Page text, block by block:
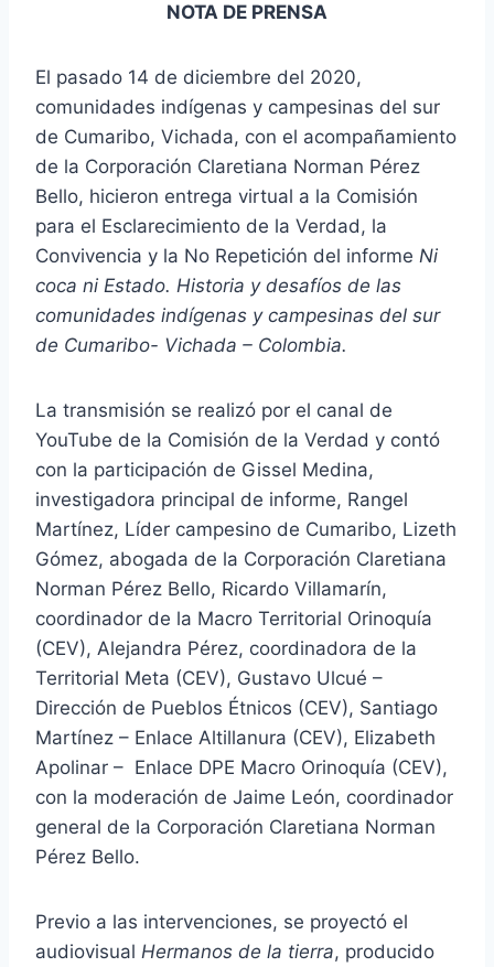
NOTA DE PRENSA
El pasado 14 de diciembre del 2020,
comunidades indígenas y campesinas del sur
de Cumaribo, Vichada, con el acompañamiento
de la Corporación Claretiana Norman Pérez
Bello, hicieron entrega virtual a la Comisión
para el Esclarecimiento de la Verdad, la
Convivencia y la No Repetición del informe Ni
coca ni Estado. Historia y desafíos de las
comunidades indígenas y campesinas del sur
de Cumaribo- Vichada – Colombia.
La transmisión se realizó por el canal de
YouTube de la Comisión de la Verdad y contó
con la participación de Gissel Medina,
investigadora principal de informe, Rangel
Martínez, Líder campesino de Cumaribo, Lizeth
Gómez, abogada de la Corporación Claretiana
Norman Pérez Bello, Ricardo Villamarín,
coordinador de la Macro Territorial Orinoquía
(CEV), Alejandra Pérez, coordinadora de la
Territorial Meta (CEV), Gustavo Ulcué –
Dirección de Pueblos Étnicos (CEV), Santiago
Martínez – Enlace Altillanura (CEV), Elizabeth
Apolinar – Enlace DPE Macro Orinoquía (CEV),
con la moderación de Jaime León, coordinador
general de la Corporación Claretiana Norman
Pérez Bello.
Previo a las intervenciones, se proyectó el
audiovisual Hermanos de la tierra, producido